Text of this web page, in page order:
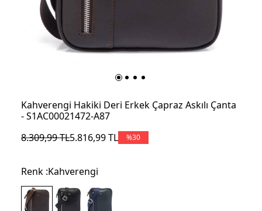
Kahverengi Hakiki Deri Erkek Çapraz Askılı Çanta
- S1AC00021472-A87
8.309,99TL5.816,99TL %30
Renk :Kahverengi